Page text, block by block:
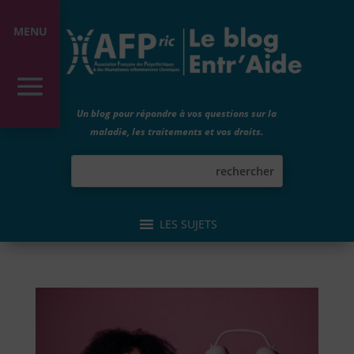
Un blog pour répondre à vos questions sur la
maladie, les traitements et vos droits.
LES SUJETS
MENU